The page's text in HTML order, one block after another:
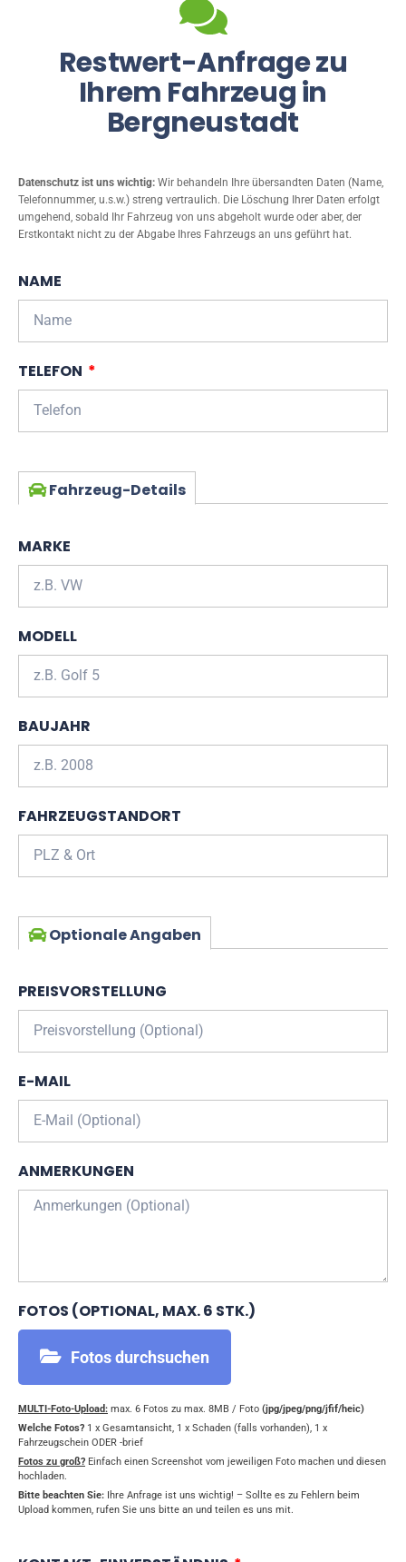
Restwert-Anfrage zu
Ihrem Fahrzeug in
Bergneustadt
Datenschutz ist uns wichtig: Wir behandeln Ihre übersandten Daten (Name,
Telefonnummer, u.s.w.) streng vertraulich. Die Löschung Ihrer Daten erfolgt
umgehend, sobald Ihr Fahrzeug von uns abgeholt wurde oder aber, der
Erstkontakt nicht zu der Abgabe Ihres Fahrzeugs an uns geführt hat.
NAME
TELEFON
Fahrzeug-Details
MARKE
MODELL
BAUJAHR
FAHRZEUGSTANDORT
Optionale Angaben
PREISVORSTELLUNG
E-MAIL
ANMERKUNGEN
FOTOS (OPTIONAL, MAX. 6 STK.)
Fotos durchsuchen
MULTI-Foto-Upload: max. 6 Fotos zu max. 8MB / Foto (jpg/jpeg/png/jfif/heic)
Welche Fotos? 1 x Gesamtansicht, 1 x Schaden (falls vorhanden), 1 x
Fahrzeugschein ODER -brief
Fotos zu groß? Einfach einen Screenshot vom jeweiligen Foto machen und diesen
hochladen.
Bitte beachten Sie: Ihre Anfrage ist uns wichtig! – Sollte es zu Fehlern beim
Upload kommen, rufen Sie uns bitte an und teilen es uns mit.